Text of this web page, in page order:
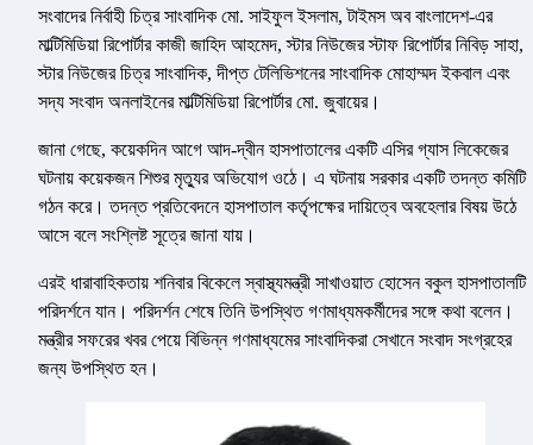
সংবাদের নির্বাহী চিত্র সাংবাদিক মো. সাইফুল ইসলাম, টাইমস অব বাংলাদেশ-এর
মাল্টিমিডিয়া রিপোর্টার কাজী জাহিদ আহমেদ, স্টার নিউজের স্টাফ রিপোর্টার নিবিড় সাহা,
স্টার নিউজের চিত্র সাংবাদিক, দীপ্ত টেলিভিশনের সাংবাদিক মোহাম্মদ ইকবাল এবং
সদ্য সংবাদ অনলাইনের মাল্টিমিডিয়া রিপোর্টার মো. জুবায়ের।
জানা গেছে, কয়েকদিন আগে আদ-দ্বীন হাসপাতালের একটি এসির গ্যাস লিকেজের
ঘটনায় কয়েকজন শিশুর মৃত্যুর অভিযোগ ওঠে। এ ঘটনায় সরকার একটি তদন্ত কমিটি
গঠন করে। তদন্ত প্রতিবেদনে হাসপাতাল কর্তৃপক্ষের দায়িত্বে অবহেলার বিষয় উঠে
আসে বলে সংশ্লিষ্ট সূত্রে জানা যায়।
এরই ধারাবাহিকতায় শনিবার বিকেলে স্বাস্থ্যমন্ত্রী সাখাওয়াত হোসেন বকুল হাসপাতালটি
পরিদর্শনে যান। পরিদর্শন শেষে তিনি উপস্থিত গণমাধ্যমকর্মীদের সঙ্গে কথা বলেন।
মন্ত্রীর সফরের খবর পেয়ে বিভিন্ন গণমাধ্যমের সাংবাদিকরা সেখানে সংবাদ সংগ্রহের
জন্য উপস্থিত হন।